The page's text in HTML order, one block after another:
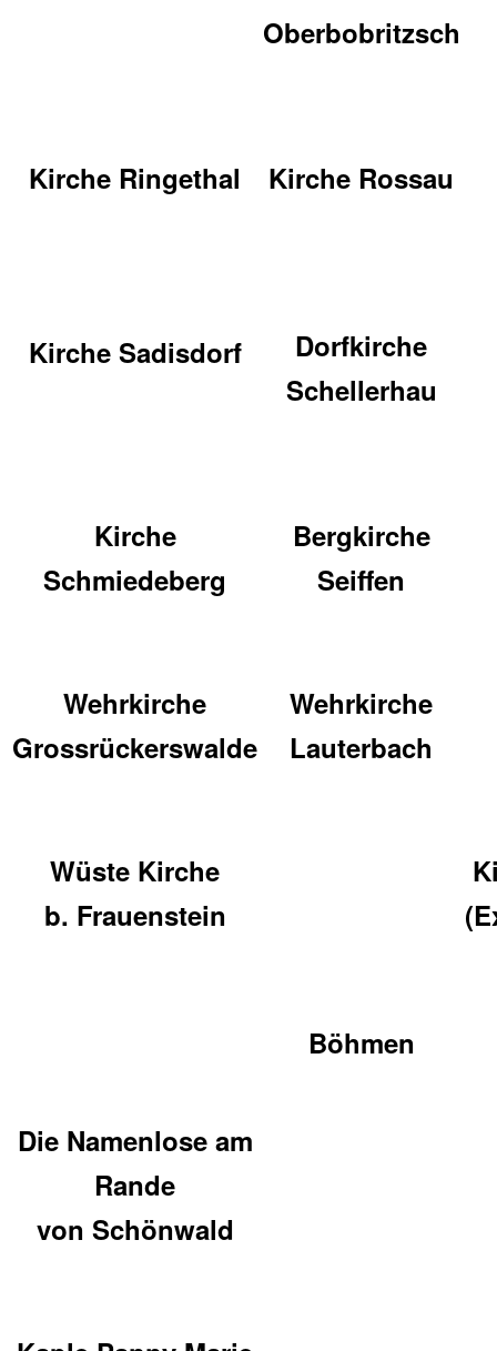
Oberbobritzsch
Kirche Ringethal Kirche Rossau
Kirche Sadisdorf
Dorfkirche
Schellerhau
Kirche
Schmiedeberg
Bergkirche
Seiffen
Wehrkirche
Grossrückerswalde
Wehrkirche
Lauterbach
Wüste Kirche
b. Frauenstein
Böhmen
Die Namenlose am
Rande
von Schönwald